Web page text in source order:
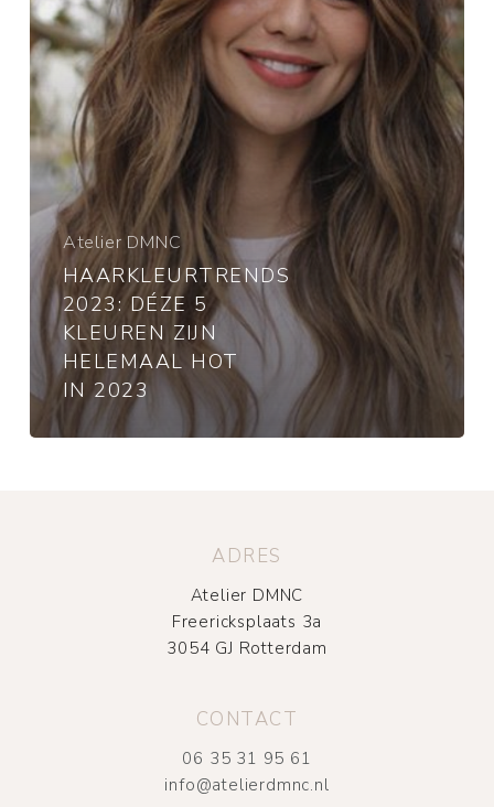
helemaal
hot
in
2023
Atelier DMNC
HAARKLEURTRENDS
2023: DÉZE 5
KLEUREN ZIJN
HELEMAAL HOT
IN 2023
ADRES
Atelier DMNC
Freericksplaats 3a
3054 GJ Rotterdam
CONTACT
06 35 31 95 61
info@atelierdmnc.nl